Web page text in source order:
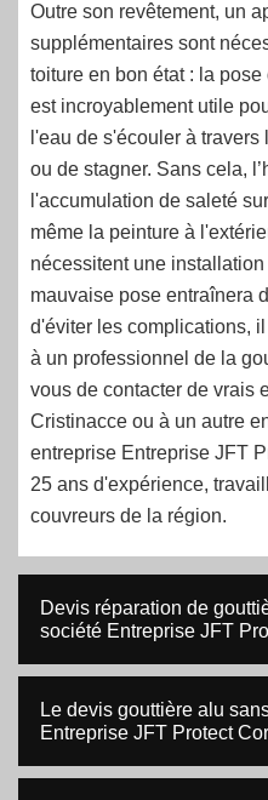
Outre son revêtement, un
supplémentaires sont
toiture en bon état : la
est incroyablement utile
l'eau de s'écouler à
ou de stagner. Sans cela,
l'accumulation de saleté
même la peinture à
nécessitent une
mauvaise pose entraînera
d'éviter les complications,
à un professionnel de la
vous de contacter de vrais
Cristinacce ou à un autre
entreprise Entreprise JFT
25 ans d'expérience,
couvreurs de la région.
Devis réparation de
société Entreprise JFT
Le devis gouttière alu
Entreprise JFT Protect